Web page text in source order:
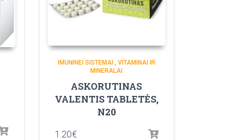
IMUNINEI SISTEMAI , VITAMINAI IR
MINERALAI
ASKORUTINAS
VALENTIS TABLETĖS,
N20
1.20€